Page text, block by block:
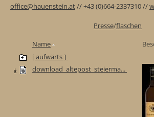
office@hauenstein.at// +43 (0)664-2337310 //
Presse/flaschen
Name
[ aufwärts ]
download_altepost_steierma...